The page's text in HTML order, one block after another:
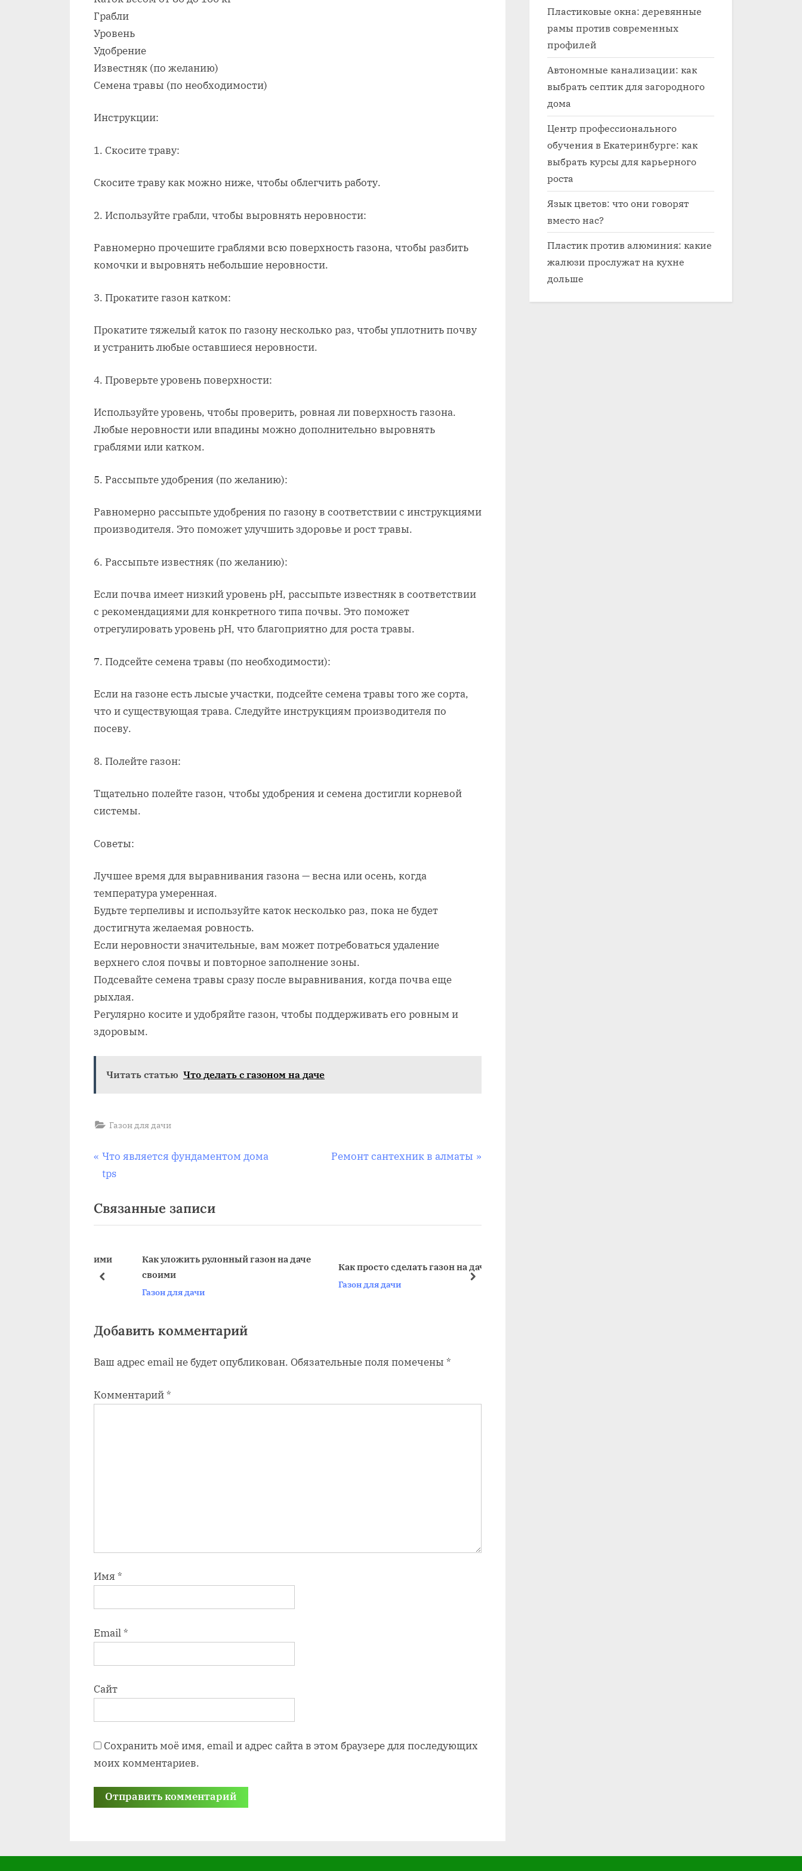
Грабли
Уровень
Удобрение
Известняк (по желанию)
Семена травы (по необходимости)
Инструкции:
1. Скосите траву:
Скосите траву как можно ниже, чтобы облегчить работу.
2. Используйте грабли, чтобы выровнять неровности:
Равномерно прочешите граблями всю поверхность газона, чтобы разбить
комочки и выровнять небольшие неровности.
3. Прокатите газон катком:
Прокатите тяжелый каток по газону несколько раз, чтобы уплотнить почву
и устранить любые оставшиеся неровности.
4. Проверьте уровень поверхности:
Используйте уровень, чтобы проверить, ровная ли поверхность газона.
Любые неровности или впадины можно дополнительно выровнять
граблями или катком.
5. Рассыпьте удобрения (по желанию):
Равномерно рассыпьте удобрения по газону в соответствии с инструкциями
производителя. Это поможет улучшить здоровье и рост травы.
6. Рассыпьте известняк (по желанию):
Если почва имеет низкий уровень pH, рассыпьте известняк в соответствии
с рекомендациями для конкретного типа почвы. Это поможет
отрегулировать уровень pH, что благоприятно для роста травы.
7. Подсейте семена травы (по необходимости):
Если на газоне есть лысые участки, подсейте семена травы того же сорта,
что и существующая трава. Следуйте инструкциям производителя по
посеву.
8. Полейте газон:
Тщательно полейте газон, чтобы удобрения и семена достигли корневой
системы.
Советы:
Лучшее время для выравнивания газона — весна или осень, когда
температура умеренная.
Будьте терпеливы и используйте каток несколько раз, пока не будет
достигнута желаемая ровность.
Если неровности значительные, вам может потребоваться удаление
верхнего слоя почвы и повторное заполнение зоны.
Подсевайте семена травы сразу после выравнивания, когда почва еще
рыхлая.
Регулярно косите и удобряйте газон, чтобы поддерживать его ровным и
здоровым.
Читать статью Что делать с газоном на даче
Газон для дачи
Навигация
записям
П
р
д
ы
у
щ
з
п
с
Что является фундаментом дома
tps
С
у
и
Ремонт сантехник в алматы
Связанные записи
Как уложить рулонный газон на даче
своими
Газон для дачи
Как просто сделать газон на даче
Газон для дачи
пред далее
Добавить комментарий
Ваш адрес email не будет опубликован. Обязательные поля помечены *
Комментарий*
Имя *
Email*
Сайт
Сохранить моё имя, email и адрес сайта в этом браузере для последующих
моих комментариев.
Пластиковые окна: деревянные
рамы против современных
профилей
Автономные канализации: как
выбрать септик для загородного
дома
Центр профессионального
обучения в Екатеринбурге: как
выбрать курсы для карьерного
роста
Язык цветов: что они говорят
вместо нас?
Пластик против алюминия: какие
жалюзи прослужат на кухне
дольше